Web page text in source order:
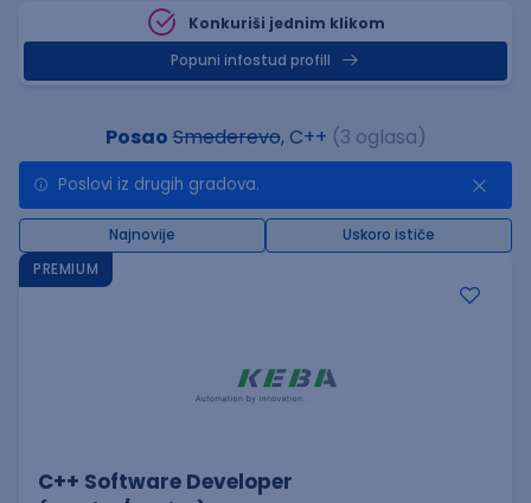
Konkuriši jednim klikom
Popuni infostud profill
PosaoSmederevo, C++ (3 oglasa)
Poslovi iz drugih gradova.
Najnovije
Uskoro ističe
PREMIUM
C++ Software Developer